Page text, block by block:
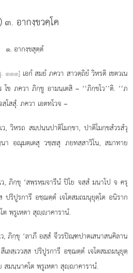
๓. อากงฺขวคฺโค
๑. อากงฺขสุตฺตํ
๑๑๑] เอกํสมยํ ภควา สาวตฺถิยํ วิหรติ เชตวเน
ข ภควา ภิกฺขู อามนฺเตสิ – ‘‘ภิกฺขโว’’ติ. ‘‘ภ
โสสุํ. ภควา เอตทโวจ –
, วิหรถ สมฺปนฺนปาติโมกฺขา, ปาติโมกฺขสํวรสํวุ
า อณุมตฺเตสุ วชฺเชสุ ภยทสฺสาวิโน, สมาทาย
เว, ภิกฺขุ ‘สพฺรหฺมจารีนํ ปิโย จสฺสํ มนาโป จ ครุ
ปริปูรการี อชฺฌตฺตํ เจโตสมถมนุยุตฺโต อนิราก
พฺรูเหตา สุฺาคารานํ.
ว, ภิกฺขุ ‘ลาภี อสฺสํ จีวรปิณฺฑปาตเสนาสนคิลาน
เลสฺเววสฺส ปริปูรการี อชฺฌตฺตํ เจโตสมถมนุยุตฺ
สมนฺนาคโต พฺรูเหตา สุฺาคารานํ.